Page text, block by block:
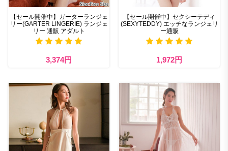
【セール開催中】ガーターランジェ
リー(GARTER LINGERIE) ランジェ
リー 通販 アダルト
3,374円
【セール開催中】セクシーテディ
(SEXYTEDDY) エッチなランジェリ
ー通販
1,972円